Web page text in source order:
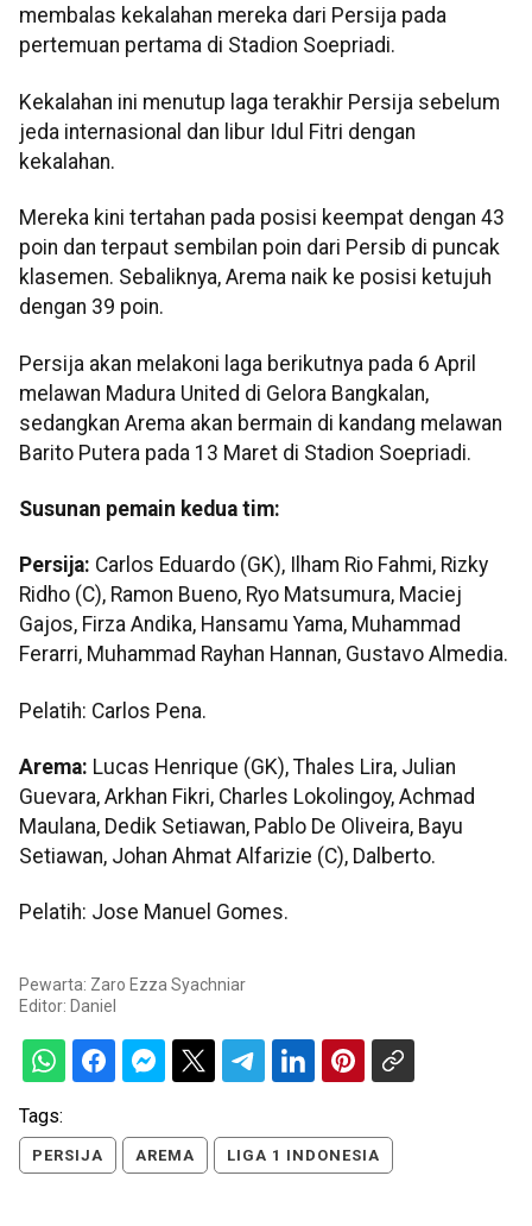
membalas kekalahan mereka dari Persija pada
pertemuan pertama di Stadion Soepriadi.
Kekalahan ini menutup laga terakhir Persija sebelum
jeda internasional dan libur Idul Fitri dengan
kekalahan.
Mereka kini tertahan pada posisi keempat dengan 43
poin dan terpaut sembilan poin dari Persib di puncak
klasemen. Sebaliknya, Arema naik ke posisi ketujuh
dengan 39 poin.
Persija akan melakoni laga berikutnya pada 6 April
melawan Madura United di Gelora Bangkalan,
sedangkan Arema akan bermain di kandang melawan
Barito Putera pada 13 Maret di Stadion Soepriadi.
Susunan pemain kedua tim:
Persija: Carlos Eduardo (GK), Ilham Rio Fahmi, Rizky
Ridho (C), Ramon Bueno, Ryo Matsumura, Maciej
Gajos, Firza Andika, Hansamu Yama, Muhammad
Ferarri, Muhammad Rayhan Hannan, Gustavo Almedia.
Pelatih: Carlos Pena.
Arema: Lucas Henrique (GK), Thales Lira, Julian
Guevara, Arkhan Fikri, Charles Lokolingoy, Achmad
Maulana, Dedik Setiawan, Pablo De Oliveira, Bayu
Setiawan, Johan Ahmat Alfarizie (C), Dalberto.
Pelatih: Jose Manuel Gomes.
Pewarta: Zaro Ezza Syachniar
Editor: Daniel
Tags:
PERSIJA AREMA LIGA 1 INDONESIA